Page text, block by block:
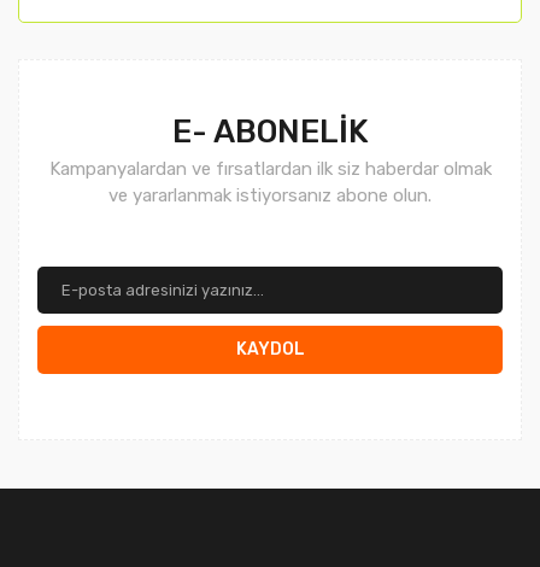
E- ABONELİK
Kampanyalardan ve fırsatlardan ilk siz haberdar olmak
ve yararlanmak istiyorsanız abone olun.
KAYDOL